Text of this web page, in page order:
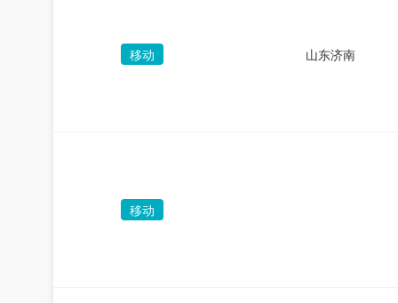
移动 山东济南
移动